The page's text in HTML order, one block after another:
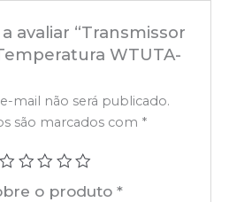
avaliar “Transmissor
WTUTA-
mail não será publicado.
são marcados com *
o produto*